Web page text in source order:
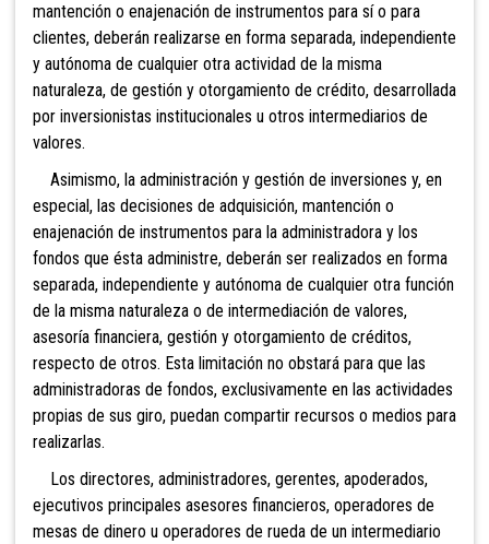
mantención o enajenación de instrumentos para sí o para
clientes, deberán realizarse en forma separada, independiente
y autónoma de cualquier otra actividad de la misma
naturaleza, de gestión y otorgamiento de crédito, desarrollada
por inversionistas institucionales u otros intermediarios de
valores.
Asimismo, la administración y gestión de inversiones y, en
especial, las decisiones de adquisición, mantención o
enajenación de instrumentos para la administradora y los
fondos que ésta administre, deberán ser realizados en forma
separada, independiente y autónoma de cualquier otra función
de la misma naturaleza o de intermediación de valores,
asesoría financiera, gestión y otorgamiento de créditos,
respecto de otros. Esta limitación no obstará para que las
administradoras de fondos, exclusivamente en las actividades
propias de sus giro, puedan compartir recursos o medios para
realizarlas.
Los directores, administradores, gerentes, apoderados,
ejecutivos principales asesores financieros, operadores de
mesas de dinero u operadores de rueda de un intermediario